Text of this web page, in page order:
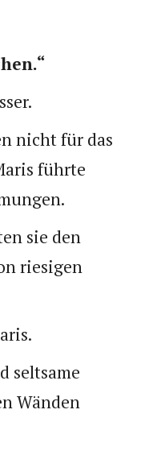
nicht für das
führte
sie den
riesigen
seltsame
Wänden